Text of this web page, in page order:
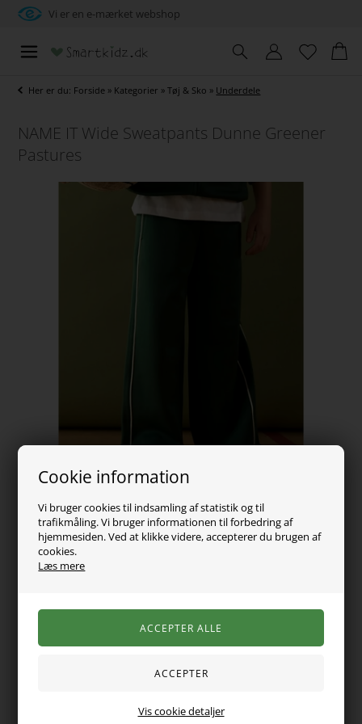
Cookie information
Vi bruger cookies til indsamling af statistik og til
trafikmåling. Vi bruger informationen til forbedring af
hjemmesiden. Ved at klikke videre, accepterer du brugen af
cookies.
Læs mere
Vis cookie detaljer
Vi er en e-mærket webshop
Her er du: Forside » Kategorier »Tøj & Sko » Underdele
NAME IT Wide Sweatpants Dunne Greener
Pastures
Vælg Størrelse